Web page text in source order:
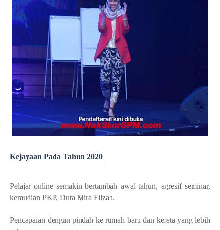
Kejayaan Pada Tahun 2020
Pelajar online semakin bertambah awal tahun, agresif seminar,
kemudian PKP, Duta Mira Filzah.
Pencapaian dengan pindah ke rumah baru dan kereta yang lebih